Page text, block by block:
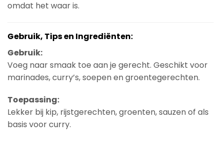
omdat het waar is.
Gebruik, Tips en Ingrediënten:
Gebruik:
Voeg naar smaak toe aan je gerecht. Geschikt voor
marinades, curry’s, soepen en groentegerechten.
Toepassing:
Lekker bij kip, rijstgerechten, groenten, sauzen of als
basis voor curry.